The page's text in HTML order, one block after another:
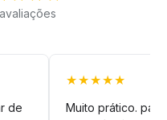
de
★★★★★
Muito prático.